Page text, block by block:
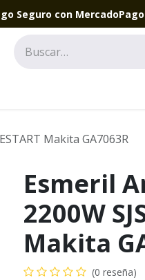
Seguro con MercadoPago
Makita GA7063R
Esmeril
2200W
Makita
(0 reseña)